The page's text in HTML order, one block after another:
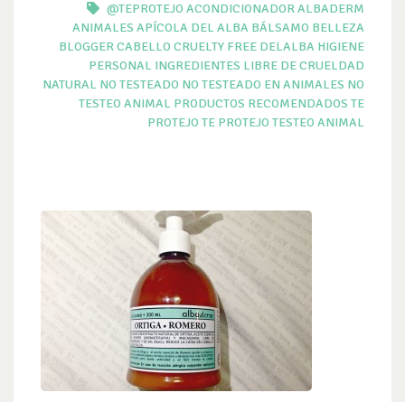
@TEPROTEJO ACONDICIONADORALBADERM
ANIMALES APÍCOLA DEL ALBA BÁLSAMO BELLEZA
BLOGGERCABELLO CRUELTY FREE DELALBA HIGIENE
PERSONAL INGREDIENTES LIBRE DE CRUELDAD
NATURAL NO TESTEADO NO TESTEADO EN ANIMALES NO
TESTEO ANIMAL PRODUCTOS RECOMENDADOS TE
PROTEJO TE PROTEJO TESTEO ANIMAL